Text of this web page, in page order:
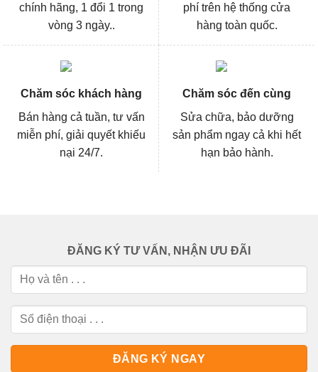
chính hãng, 1 đổi 1 trong
vòng 3 ngày..
phí trên hệ thống cửa
hàng toàn quốc.
Chăm sóc khách hàng
Bán hàng cả tuần, tư vấn
miễn phí, giải quyết khiếu
nại 24/7.
Chăm sóc đến cùng
Sửa chữa, bảo dưỡng
sản phẩm ngay cả khi hết
hạn bảo hành.
ĐĂNG KÝ TƯ VẤN, NHẬN ƯU ĐÃI